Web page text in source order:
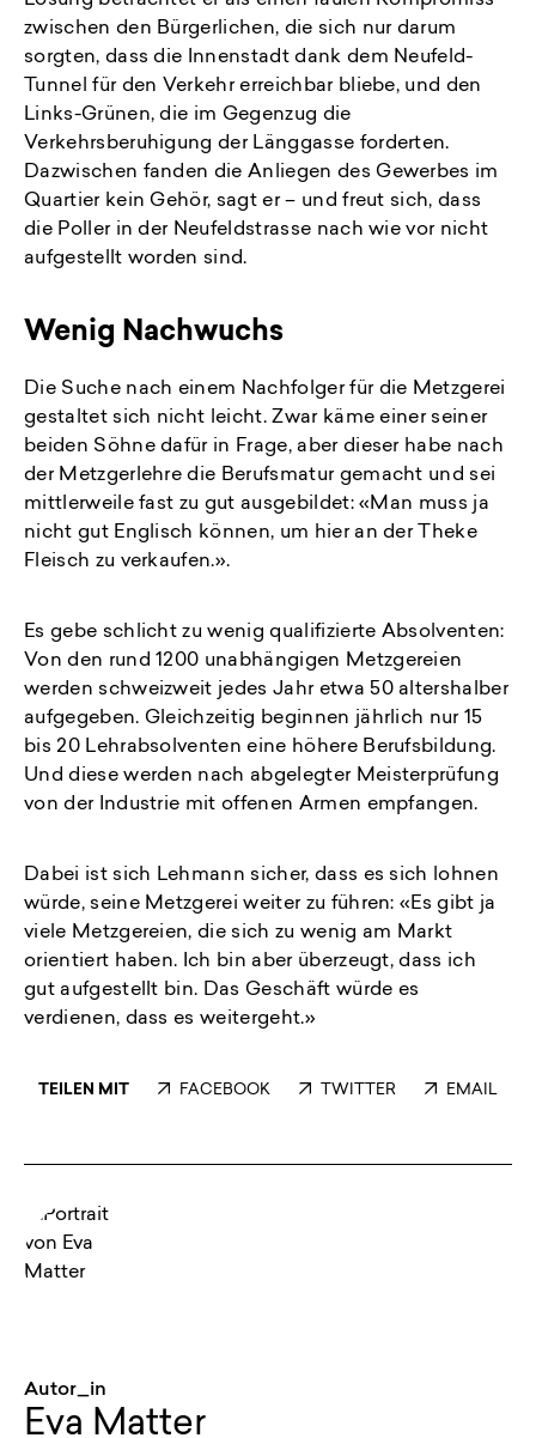
zwischen den Bürgerlichen, die sich nur darum
sorgten, dass die Innenstadt dank dem Neufeld-
Tunnel für den Verkehr erreichbar bliebe, und den
Links-Grünen, die im Gegenzug die
Verkehrsberuhigung der Länggasse forderten.
Dazwischen fanden die Anliegen des Gewerbes im
Quartier kein Gehör, sagt er – und freut sich, dass
die Poller in der Neufeldstrasse nach wie vor nicht
aufgestellt worden sind.
Wenig Nachwuchs
Die Suche nach einem Nachfolger für die Metzgerei
gestaltet sich nicht leicht. Zwar käme einer seiner
beiden Söhne dafür in Frage, aber dieser habe nach
der Metzgerlehre die Berufsmatur gemacht und sei
mittlerweile fast zu gut ausgebildet: «Man muss ja
nicht gut Englisch können, um hier an der Theke
Fleisch zu verkaufen.».
Es gebe schlicht zu wenig qualifizierte Absolventen:
Von den rund 1200 unabhängigen Metzgereien
werden schweizweit jedes Jahr etwa 50 altershalber
aufgegeben. Gleichzeitig beginnen jährlich nur 15
bis 20 Lehrabsolventen eine höhere Berufsbildung.
Und diese werden nach abgelegter Meisterprüfung
von der Industrie mit offenen Armen empfangen.
Dabei ist sich Lehmann sicher, dass es sich lohnen
würde, seine Metzgerei weiter zu führen: «Es gibt ja
viele Metzgereien, die sich zu wenig am Markt
orientiert haben. Ich bin aber überzeugt, dass ich
gut aufgestellt bin. Das Geschäft würde es
verdienen, dass es weitergeht.»
TEILEN MIT FACEBOOK TWITTER EMAIL
Autor_in
Eva Matter